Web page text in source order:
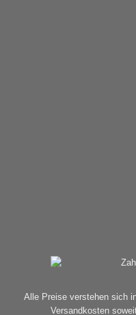
Alle Preise verstehen sich
Versandkosten